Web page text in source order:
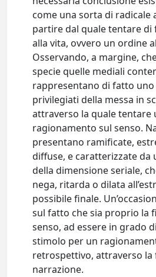
come una sorta di radicale
partire dal quale tentare di
alla vita, ovvero un ordine
Osservando, a margine,
specie quelle mediali
rappresentano di fatto
privilegiati della messa in
attraverso la quale tentare
ragionamento sul senso.
presentano ramificate,
diffuse, e caratterizzate da
della dimensione seriale,
nega, ritarda o dilata
possibile finale.
sul fatto che sia proprio la
senso, ad essere in grado
stimolo per un
retrospettivo, attraverso la
narrazione.